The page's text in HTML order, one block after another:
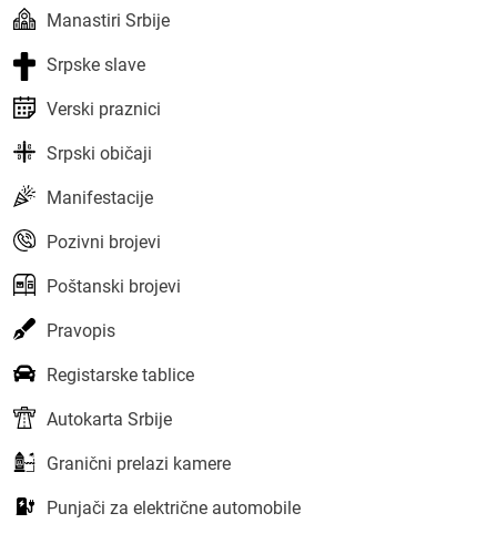
Manastiri Srbije
Srpske slave
Verski praznici
Srpski običaji
Manifestacije
Pozivni brojevi
Poštanski brojevi
Pravopis
Registarske tablice
Autokarta Srbije
Granični prelazi kamere
Punjači za električne automobile